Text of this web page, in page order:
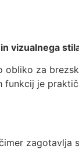
vizualnega
za
je
zagotavlja